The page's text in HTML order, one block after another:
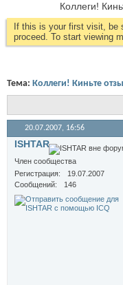
Коллеги!
If this is your first visit, be
proceed. To start viewing
Тема: Коллеги! Киньте
20.07.2007, 16:56
ISHTAR
Член сообщества
Регистрация
19.07.2007
Сообщений
146